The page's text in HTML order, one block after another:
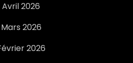
Avril 2026
Mars 2026
2026